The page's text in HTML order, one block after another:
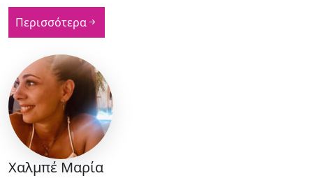
Περισσότερα
Χαλμπέ Μαρία